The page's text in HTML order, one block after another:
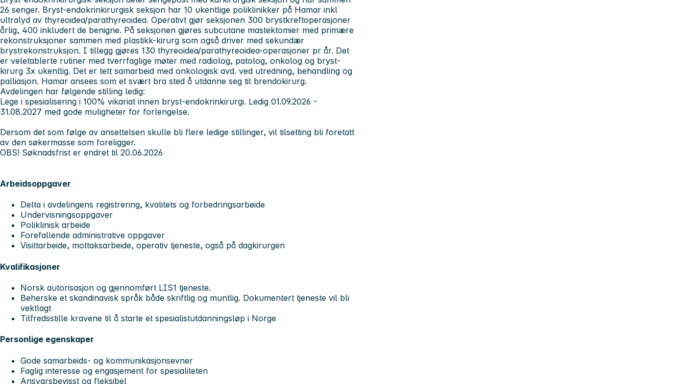
26 senger. Bryst-endokrinkirurgisk seksjon har 10 ukentlige poliklinikker på Hamar inkl
ultralyd av thyreoidea/parathyreoidea. Operativt gjør seksjonen 300 brystkreftoperasjoner
årlig, 400 inkludert de benigne. På seksjonen gjøres subcutane mastektomier med primære
rekonstruksjoner sammen med plastikk-kirurg som også driver med sekundær
brystrekonstruksjon. I tillegg gjøres 130 thyreoidea/parathyreoidea-operasjoner pr år. Det
er veletablerte rutiner med tverrfaglige møter med radiolog, patolog, onkolog og bryst-
kirurg 3x ukentlig. Det er tett samarbeid med onkologisk avd. ved utredning, behandling og
palliasjon. Hamar ansees som et svært bra sted å utdanne seg til brendokirurg.
Avdelingen har følgende stilling ledig:
Lege i spesialisering i 100% vikariat innen bryst-endokrinkirurgi. Ledig 01.09.2026 -
31.08.2027 med gode muligheter for forlengelse.
Dersom det som følge av ansettelsen skulle bli flere ledige stillinger, vil tilsetting bli foretatt
av den søkermasse som foreligger.
OBS! Søknadsfrist er endret til 20.06.2026
Arbeidsoppgaver
Delta i avdelingens registrering, kvalitets og forbedringsarbeide
Undervisningsoppgaver
Poliklinisk arbeide
Forefallende administrative oppgaver
Visittarbeide, mottaksarbeide, operativ tjeneste, også på dagkirurgen
Kvalifikasjoner
Norsk autorisasjon og gjennomført LIS1 tjeneste.
Beherske et skandinavisk språk både skriftlig og muntlig. Dokumentert tjeneste vil bli
vektlagt
Tilfredsstille kravene til å starte et spesialistutdanningsløp i Norge
Personlige egenskaper
Gode samarbeids- og kommunikasjonsevner
Faglig interesse og engasjement for spesialiteten
Ansvarsbevisst og fleksibel